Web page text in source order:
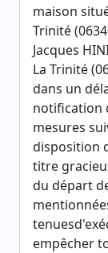
maison
Trinité
Jacques
La Trinité
dans un
notification
mesures
disposition
titre
du départ
empêcher